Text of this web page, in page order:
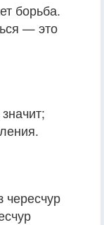
борьба.
— это
чересчур